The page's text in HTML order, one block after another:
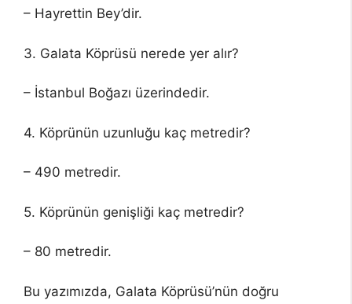
– Hayrettin Bey’dir.
3. Galata Köprüsü nerede yer alır?
– İstanbul Boğazı üzerindedir.
4. Köprünün uzunluğu kaç metredir?
– 490 metredir.
5. Köprünün genişliği kaç metredir?
– 80 metredir.
Bu yazımızda, Galata Köprüsü’nün doğru